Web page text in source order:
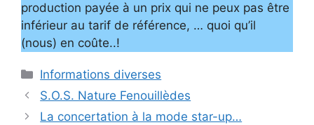
production payée à un prix qui ne peux pas être
inférieur au tarif de référence, … quoi qu’il
(nous) en coûte..!
Catégories
Informations diverses
S.O.S. Nature Fenouillèdes
La concertation à la mode star-up…